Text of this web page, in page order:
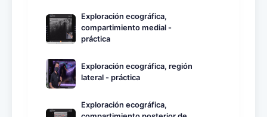
Exploración ecográfica,
compartimiento medial -
práctica
Exploración ecográfica, región
lateral - práctica
Exploración ecográfica,